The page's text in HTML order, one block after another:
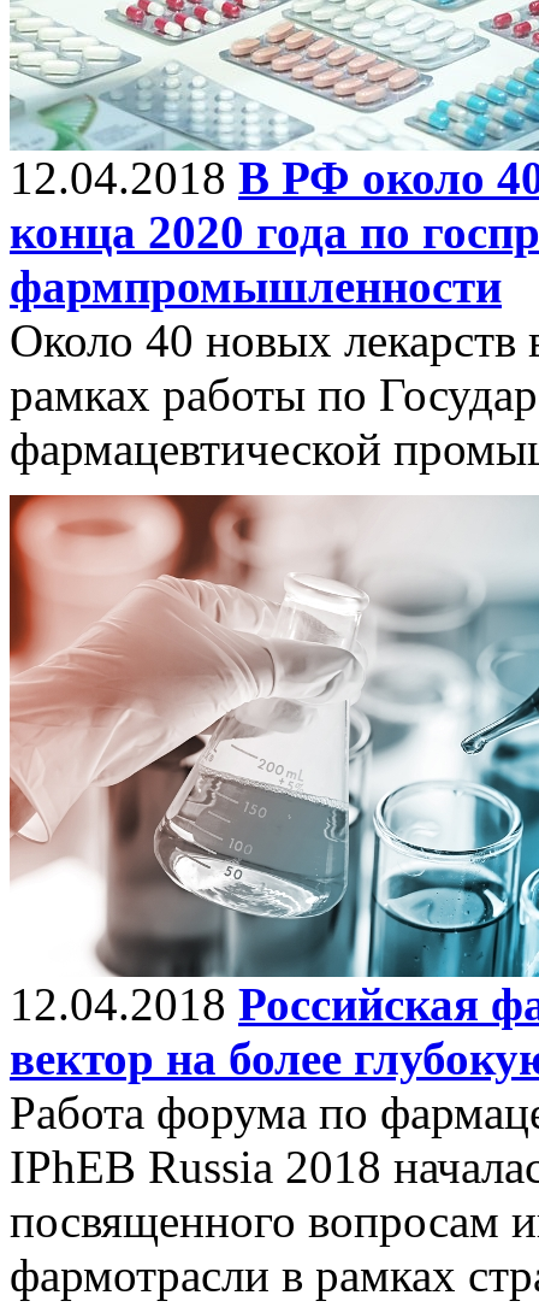
12.04.2018 В РФ около
конца 2020 года по
фармпромышленности
Около 40 новых лекарств
рамках работы по
фармацевтической
12.04.2018 Российская
вектор на более
Работа форума по
IPhEB Russia 2018
посвященного вопросам
фармотрасли в рамках